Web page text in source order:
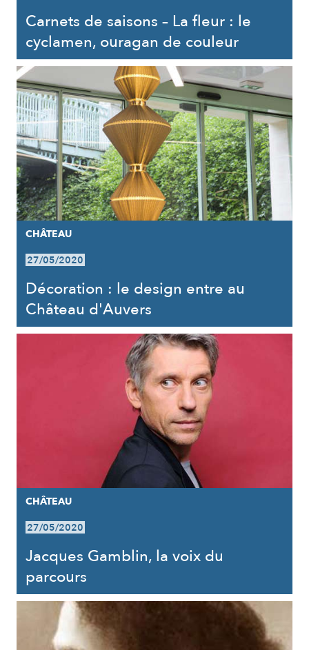
Carnets de saisons – La fleur : le
cyclamen, ouragan de couleur
CHÂTEAU
27/05/2020
Décoration : le design entre au
Château d'Auvers
CHÂTEAU
27/05/2020
Jacques Gamblin, la voix du
parcours